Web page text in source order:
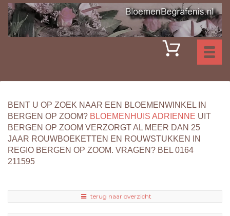
BENT U OP ZOEK NAAR EEN BLOEMENWINKEL IN
BERGEN OP ZOOM? BLOEMENHUIS ADRIENNE UIT
BERGEN OP ZOOM VERZORGT AL MEER DAN 25
JAAR ROUWBOEKETTEN EN ROUWSTUKKEN IN
REGIO BERGEN OP ZOOM. VRAGEN? BEL 0164
211595
terug naar overzicht